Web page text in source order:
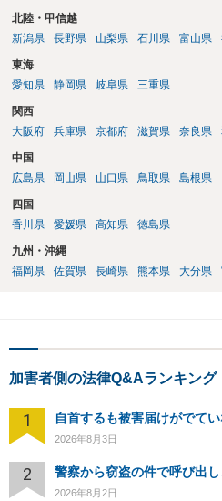
北陸・甲信越
新潟県
長野県 山梨県 石川県 富山県
東海
愛知県
静岡県 岐阜県 三重県
関西
大阪府
兵庫県 京都府 滋賀県 奈良県
中国
広島県
岡山県 山口県 鳥取県 島根県
四国
香川県
愛媛県 高知県 徳島県
九州・沖縄
福岡県
佐賀県 長崎県 熊本県 大分県
加害者側の法律Q&Aランキング
1 自首するも被害届けがでて
2026年8月3日
2 警察から窃盗の件で呼び出
2026年8月2日